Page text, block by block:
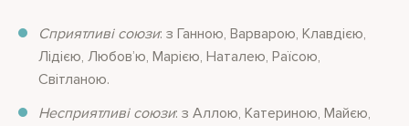
Сприятливі союзи: з Ганною, Варварою, Клавдією,
Лідією, Любов’ю, Марією, Наталею, Раїсою,
Світланою.
Несприятливі союзи: з Аллою, Катериною, Майєю,